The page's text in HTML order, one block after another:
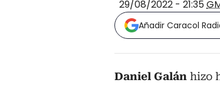
29/08/2022 - 21:35
Añadir Caracol
Daniel Galán hizo